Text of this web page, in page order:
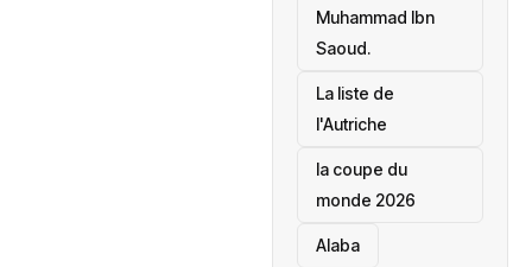
Muhammad Ibn
Saoud.
‎La liste de
l'Autriche
la coupe du
monde 2026
Alaba